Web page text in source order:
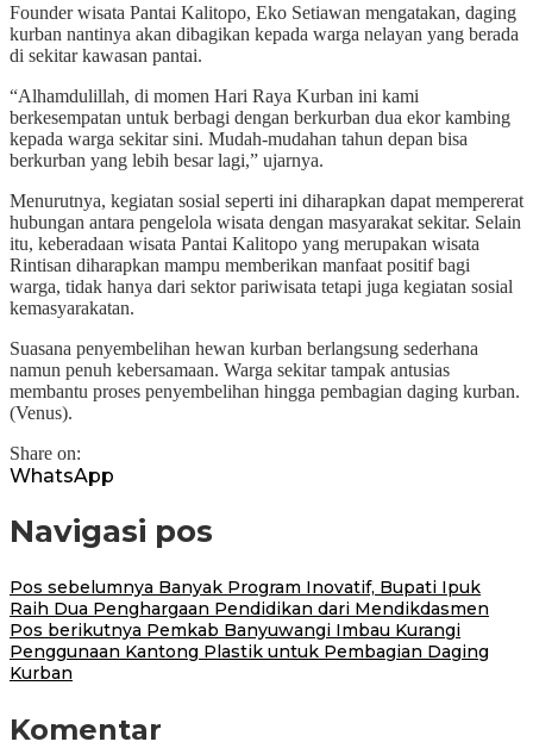
Founder wisata Pantai Kalitopo, Eko Setiawan mengatakan, daging
kurban nantinya akan dibagikan kepada warga nelayan yang berada
di sekitar kawasan pantai.
“Alhamdulillah, di momen Hari Raya Kurban ini kami
berkesempatan untuk berbagi dengan berkurban dua ekor kambing
kepada warga sekitar sini. Mudah-mudahan tahun depan bisa
berkurban yang lebih besar lagi,” ujarnya.
Menurutnya, kegiatan sosial seperti ini diharapkan dapat mempererat
hubungan antara pengelola wisata dengan masyarakat sekitar. Selain
itu, keberadaan wisata Pantai Kalitopo yang merupakan wisata
Rintisan diharapkan mampu memberikan manfaat positif bagi
warga, tidak hanya dari sektor pariwisata tetapi juga kegiatan sosial
kemasyarakatan.
Suasana penyembelihan hewan kurban berlangsung sederhana
namun penuh kebersamaan. Warga sekitar tampak antusias
membantu proses penyembelihan hingga pembagian daging kurban.
(Venus).
Share on:
WhatsApp
Navigasi pos
Pos sebelumnya Banyak Program Inovatif, Bupati Ipuk
Raih Dua Penghargaan Pendidikan dari Mendikdasmen
Pos berikutnya Pemkab Banyuwangi Imbau Kurangi
Penggunaan Kantong Plastik untuk Pembagian Daging
Kurban
Komentar